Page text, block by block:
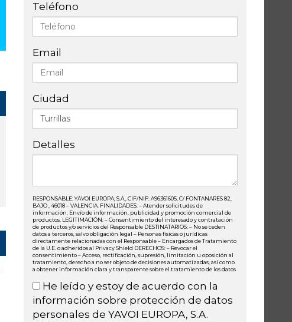
Teléfono
Email
Ciudad
Detalles
RESPONSABLE: YAVOI EUROPA, S.A., CIF/NIF: A96361605, C/ FONTANARES 82,
BAJO , 46018 – VALENCIA. FINALIDADES: – Atender solicitudes de
información. Envío de información, publicidad y promoción comercial de
productos. LEGITIMACIÓN: – Consentimiento del interesado y contratación
de productos y/o servicios del Responsable DESTINATARIOS: – No se ceden
datos a terceros, salvo obligación legal – Personas físicas o jurídicas
directamente relacionadas con el Responsable – Encargados de Tratamiento
de la U.E. o adheridos al Privacy Shield DERECHOS: – Revocar el
consentimiento – Acceso, rectificación, supresión, limitación u oposición al
tratamiento, derecho a no ser objeto de decisiones automatizadas, así como
a obtener información clara y transparente sobre el tratamiento de los datos
He leído y estoy de acuerdo con la
información sobre protección de datos
personales de YAVOI EUROPA, S.A.